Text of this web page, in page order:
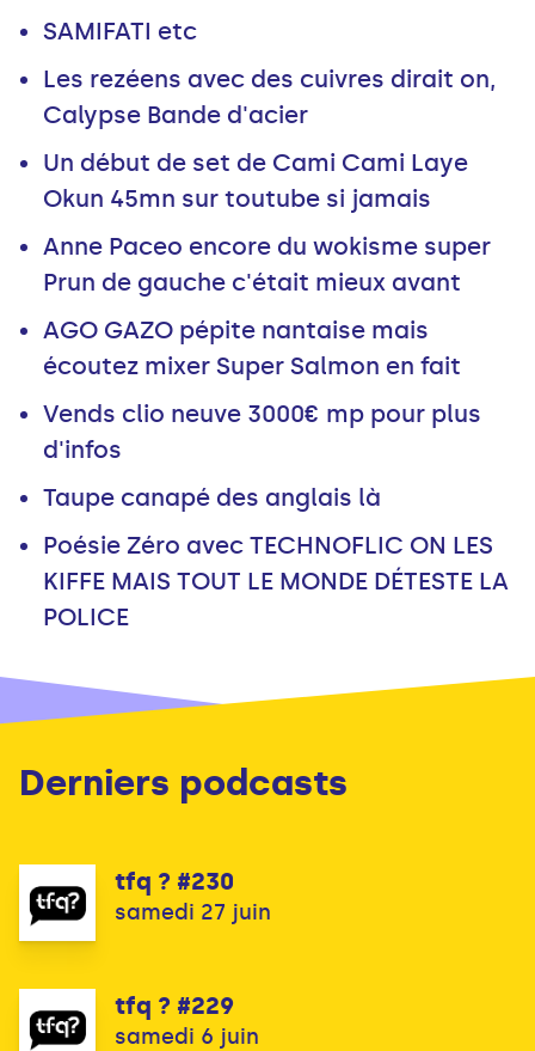
SAMIFATI etc
Les rezéens avec des cuivres dirait on,
Calypse Bande d'acier
Un début de set de Cami Cami Laye
Okun 45mn sur toutube si jamais
Anne Paceo encore du wokisme super
Prun de gauche c'était mieux avant
AGO GAZO pépite nantaise mais
écoutez mixer Super Salmon en fait
Vends clio neuve 3000€ mp pour plus
d'infos
Taupe canapé des anglais là
Poésie Zéro avec TECHNOFLIC ON LES
KIFFE MAIS TOUT LE MONDE DÉTESTE LA
POLICE
Derniers podcasts
tfq ? #230
samedi 27 juin
tfq ? #229
samedi 6 juin